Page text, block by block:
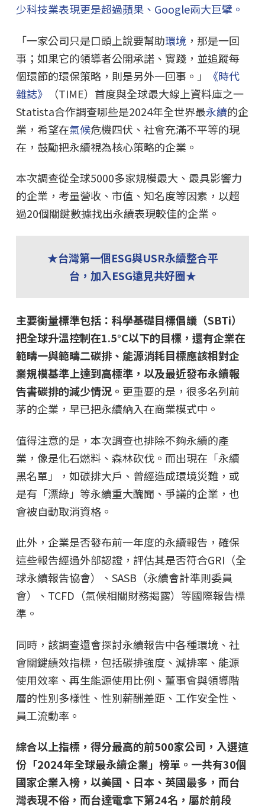
少科技業表現更是超過蘋果、Google兩大巨擘。
「一家公司只是口頭上說要幫助環境，那是一回
事；如果它的領導者公開承諾、實踐，並追蹤每
個環節的環保策略，則是另外一回事。」
《時代
雜誌》
（TIME）首度與全球最大線上資料庫之一
Statista合作調查哪些是2024年全世界最永續的企
業，希望在氣候危機四伏、社會充滿不平等的現
在，鼓勵把永續視為核心策略的企業。
本次調查從全球5000多家規模最大、最具影響力
的企業，考量營收、市值、知名度等因素，以超
過20個關鍵數據找出永續表現較佳的企業。
★台灣第一個ESG與USR永續整合平
台，加入ESG遠見共好圈★
主要衡量標準包括：科學基礎目標倡議（SBTi）
把全球升溫控制在1.5°C以下的目標，還有企業在
範疇一與範疇二碳排、能源消耗目標應該相對企
業規模基準上達到高標準，以及最近發布永續報
告書碳排的減少情況。 更重要的是，很多名列前
茅的企業，早已把永續納入在商業模式中。
值得注意的是，本次調查也排除不夠永續的產
業，像是化石燃料、森林砍伐。而出現在「永續
黑名單」，如碳排大戶、曾經造成環境災難，或
是有「漂綠」等永續重大醜聞、爭議的企業，也
會被自動取消資格。
此外，企業是否發布前一年度的永續報告，確保
這些報告經過外部認證，評估其是否符合GRI（全
球永續報告協會）、SASB（永續會計準則委員
會）、TCFD（氣候相關財務揭露）等國際報告標
準。
同時，該調查還會探討永續報告中各種環境、社
會關鍵績效指標，包括碳排強度、減排率、能源
使用效率、再生能源使用比例、董事會與領導階
層的性別多樣性、性別薪酬差距、工作安全性、
員工流動率。
綜合以上指標，得分最高的前500家公司，入選這
份「2024年全球最永續企業」榜單。一共有30個
國家企業入榜，以美國、日本、英國最多，而台
灣表現不俗，而台達電拿下第24名，屬於前段